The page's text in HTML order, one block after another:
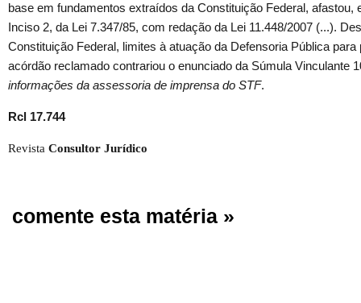
base em fundamentos extraídos da Constituição Federal, afastou,
Inciso 2, da Lei 7.347/85, com redação da Lei 11.448/2007 (...).
Constituição Federal, limites à atuação da Defensoria Pública
acórdão reclamado contrariou o enunciado da Súmula Vinculante
informações da assessoria de imprensa do STF.
Rcl 17.744
Revista Consultor Jurídico
comente esta matéria »